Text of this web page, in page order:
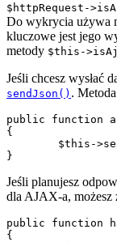
$httpRequest-
Do wykrycia używa
kluczowe jest jego
metody $this-
Jeśli chcesz wysłać
sendJson() .
public function
{
Jeśli planujesz
dla AJAX-a, możesz
public function
{